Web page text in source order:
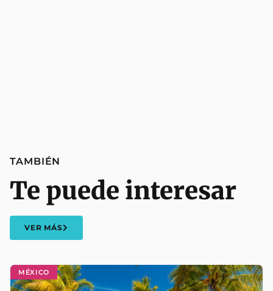
MÉXICO
TAMBIÉN
Te puede interesar
VER MÁS